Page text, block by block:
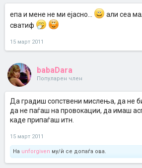
епа и мене не ми ејасно...
али сеа
сватиф
15 март 2011
babaDara
Популарен член
Да градиш сопствени мислења, да не
да не паѓаш на провокации, да имаш
каде припаѓаш итн.
15 март 2011
На unforgiven му/ѝ се допаѓа ова.